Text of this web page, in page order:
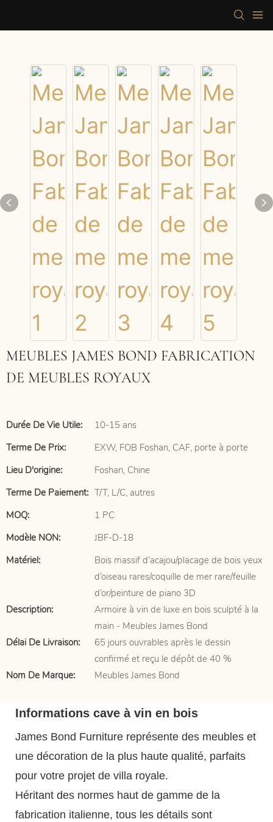
MEUBLES JAMES BOND FABRICATION
DE MEUBLES ROYAUX
Durée De Vie Utile:
10-15 ans
Terme De Prix:
EXW, FOB Foshan, CAF, porte à porte
Lieu D'origine:
Foshan, Chine
Terme De Paiement: T/T, L/C, autres
MOQ:
1 PC
Modèle NON:
JBF-D-18
Matériel:
Bois massif d’acajou/placage de bois yeux
d’oiseau rares/coquille de mer rare/feuille
d’or/peinture de piano 3D
Description:
Armoire à vin de luxe en bois sculpté à la
main - Meubles James Bond
Délai De Livraison:
65 jours ouvrables après le dessin
confirmé et reçu le dépôt de 40 %
Nom De Marque:
Meubles James Bond
Informations cave à vin en bois
James Bond Furniture représente des meubles et
une décoration de la plus haute qualité, parfaits
pour votre projet de villa royale.
Héritant des normes haut de gamme de la
fabrication italienne, tous les détails sont